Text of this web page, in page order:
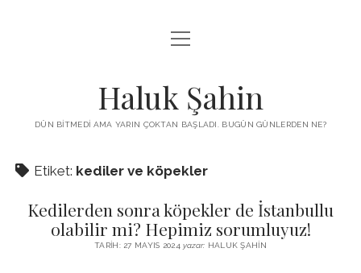
KUTUP YILDIZI
MENDIREK YAZILARI
ADA
İYI YAŞAM VE MUTLULUK ÜZERINE
BABIALI’DE CINAYET
PROGRAMLAR
BIZ KIMIZ?
DERS NOTLARI – LECTURE NOTES
menüyü
aç
Haluk Şahin
DÜN BITMEDI AMA YARIN ÇOKTAN BAŞLADI. BUGÜN GÜNLERDEN NE?
Etiket: kediler ve köpekler
Kedilerden sonra köpekler de İstanbullu
olabilir mi? Hepimiz sorumluyuz!
TARIH: 27 MAYIS 2024yazar: HALUK ŞAHIN